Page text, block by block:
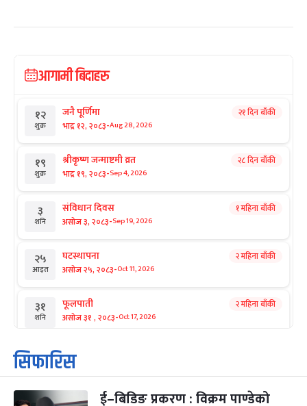
आगामी बिदाहरु
१२
शुक्र
जनै पूर्णिमा
भाद्र १२, २०८३-Aug 28, 2026
२१ दिन बाँकी
१९
शुक्र
श्रीकृष्ण जन्माष्टमी व्रत
भाद्र १९, २०८३-Sep 4, 2026
२८ दिन बाँकी
३
शनि
संविधान दिवस
असोज ३, २०८३-Sep 19, 2026
१ महिना बाँकी
२५
आइत
घटस्थापना
असोज २५, २०८३-Oct 11, 2026
२ महिना बाँकी
३१
शनि
फूलपाती
असोज ३१ , २०८३-Oct 17, 2026
२ महिना बाँकी
१
आइत
कार्तिक सङ्क्रान्ति
कार्तिक १, २०८३
महानवमी २ महिना बाँकी
सिफारिस
ई–बिडिङ प्रकरण : विक्रम पाण्डेको